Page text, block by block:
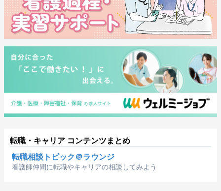
転職・キャリア コンテンツまとめ
転職相談トピック＠ラウンジ
看護師仲間に転職やキャリアの相談してみよう